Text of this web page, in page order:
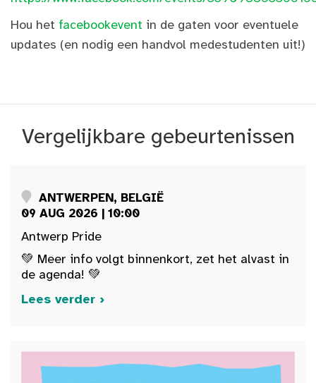
Hou het facebookevent in de gaten voor eventuele
updates (en nodig een handvol medestudenten uit!)
Vergelijkbare gebeurtenissen
ANTWERPEN, BELGIË
09 AUG 2026 | 10:00
Antwerp Pride
💚 Meer info volgt binnenkort, zet het alvast in
de agenda! 💚
Lees verder ›